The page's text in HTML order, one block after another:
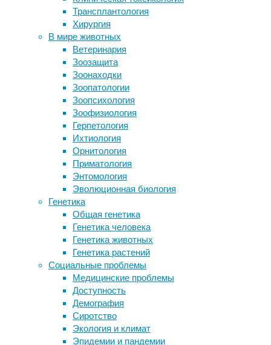
Трансплантология
Хирургия
В мире животных
Ветеринария
Зоозащита
Зоонаходки
Зоопатологии
Зоопсихология
Зоофизиология
Герпетология
Ихтиология
Орнитология
Приматология
Энтомология
Эволюционная биология
Генетика
Общая генетика
Генетика человека
Генетика животных
Генетика растений
Социальные проблемы
Медицинские проблемы
Доступность
Демография
Сиротство
Экология и климат
Эпидемии и пандемии
11:44
01/05/2024
нейроновости,
нейрофизиология
отношения,
социальное
взаимодействие,
эмоции,
эмпатия
Известно,
когда
человека
занимаются
какой-
совместной
деятельностью,
них
синхронизируется
активность
мозга
Общительным людям труднее
похудеть
Счастье назвали навыком, который
можно освоить
Главная радость – прогулки! Чтобы
бывать на свежем воздухе, Кириллу
из Новополоцка нужна коляска
Как нейроны зрительной коры
реагируют на сочетание линий
Следите за новостями